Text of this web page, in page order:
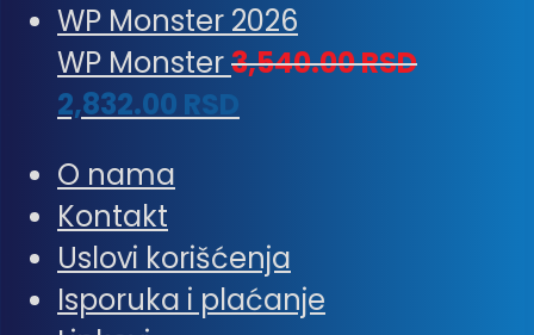
WP Monster3,540.00RSD
2,832.00 RSD
O nama
Kontakt
Uslovi korišćenja
Isporuka i plaćanje